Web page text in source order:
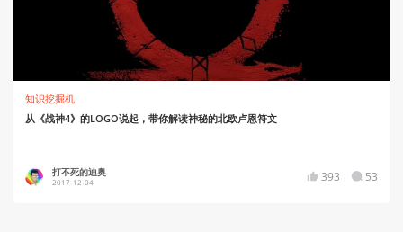
知识挖掘机
从《战神4》的LOGO说起，带你解读神秘的北欧卢恩符文
打不死的迪奥
2017-12-04 393 53